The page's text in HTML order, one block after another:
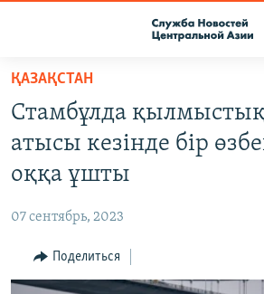
Вернуться
основному
содержанию
главной
навигации
Вернутся
О ПРОЕКТЕ
ПОДПИСКА
НАСТОЯЩЕЕ ВРЕМЯ
МИГРАНТ МЕДИА
ҚАЗАҚСТАН
Стамбұлда
атысы кезінде бір
оққа ұшты
07 сентябрь, 2023
Поделиться